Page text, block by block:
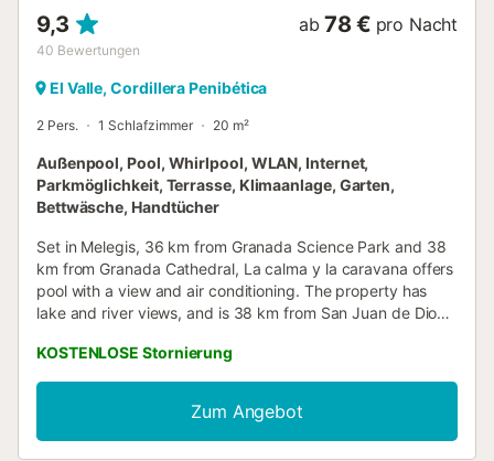
9,3
40 Bewertungen
ab 78 € pro Nacht
El Valle, Cordillera Penibética
2 Pers. 1 Schlafzimmer 20 m²
Außenpool, Pool, Whirlpool, WLAN, Internet,
Parkmöglichkeit, Terrasse, Klimaanlage, Garten,
Bettwäsche, Handtücher
Set in Melegis, 36 km from Granada Science Park and 38
km from Granada Cathedral, La calma y la caravana offers
pool with a view and air conditioning. The property has
lake and river views, and is 38 km from San Juan de Dios
KOSTENLOSE Stornierung
Zum Angebot